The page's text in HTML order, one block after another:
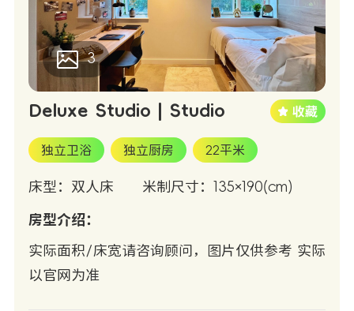
3
Deluxe Studio | Studio
独立卫浴 独立厨房 22平米
床型：双人床 米制尺寸：135×190(cm)
房型介绍：
实际面积/床宽请咨询顾问，图片仅供参考 实际
以官网为准